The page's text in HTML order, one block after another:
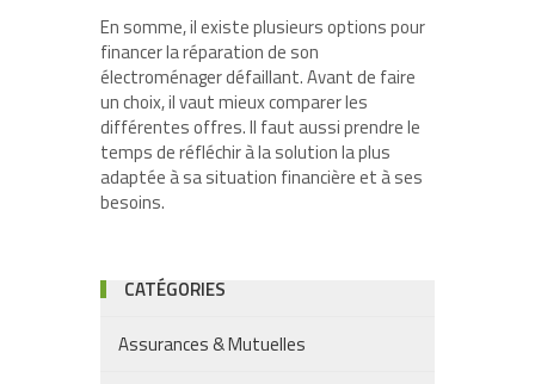
En somme, il existe plusieurs options pour
financer la réparation de son
électroménager défaillant. Avant de faire
un choix, il vaut mieux comparer les
différentes offres. Il faut aussi prendre le
temps de réfléchir à la solution la plus
adaptée à sa situation financière et à ses
besoins.
CATÉGORIES
Assurances & Mutuelles